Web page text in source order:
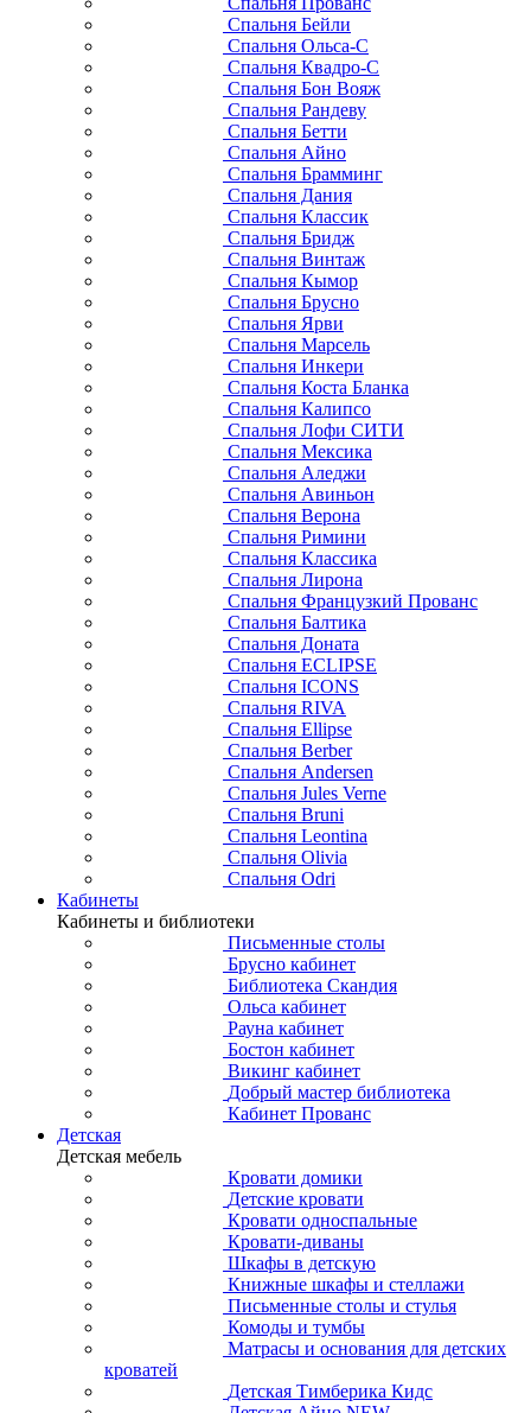
Спальня Бейли
Спальня Ольса-С
Спальня Квадро-С
Спальня Бон Вояж
Спальня Рандеву
Спальня Бетти
Спальня Айно
Спальня Брамминг
Спальня Дания
Спальня Классик
Спальня Бридж
Спальня Винтаж
Спальня Кымор
Спальня Брусно
Спальня Ярви
Спальня Марсель
Спальня Инкери
Спальня Коста Бланка
Спальня Калипсо
Спальня Лофи СИТИ
Спальня Мексика
Спальня Аледжи
Спальня Авиньон
Спальня Верона
Спальня Римини
Спальня Классика
Спальня Лирона
Спальня Французкий Прованс
Спальня Балтика
Спальня Доната
Спальня ECLIPSE
Спальня ICONS
Спальня RIVA
Спальня Ellipse
Спальня Berber
Спальня Andersen
Спальня Jules Verne
Спальня Bruni
Спальня Leontina
Спальня Olivia
Спальня Odri
Кабинеты
Кабинеты и библиотеки
Письменные столы
Брусно кабинет
Библиотека Скандия
Ольса кабинет
Рауна кабинет
Бостон кабинет
Викинг кабинет
Добрый мастер библиотека
Кабинет Прованс
Детская
Детская мебель
Кровати домики
Детские кровати
Кровати односпальные
Кровати-диваны
Шкафы в детскую
Книжные шкафы и стеллажи
Письменные столы и стулья
Комоды и тумбы
Матрасы и основания для детских
кроватей
Детская Тимберика Кидс